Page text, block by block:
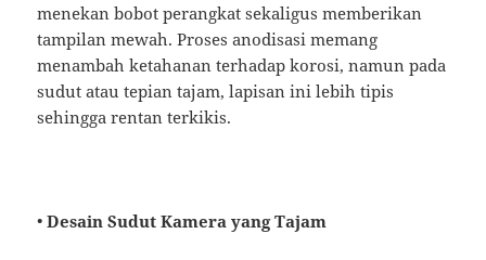
menekan bobot perangkat sekaligus memberikan
tampilan mewah. Proses anodisasi memang
menambah ketahanan terhadap korosi, namun pada
sudut atau tepian tajam, lapisan ini lebih tipis
sehingga rentan terkikis.
•Desain Sudut Kamera yang Tajam